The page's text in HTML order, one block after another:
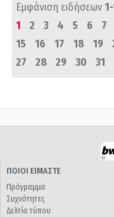
Εμφάνιση ειδήσεων
1
2 3 4 5 6 7
15
16 17 18 19
27
28 29 30 31
ΠΟΙΟΙ ΕΙΜΑΣΤΕ
Πρόγραμμα
Συχνότητες
Δελτία τύπου